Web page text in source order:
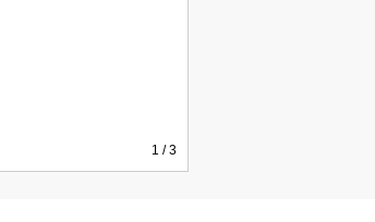
1 / 3